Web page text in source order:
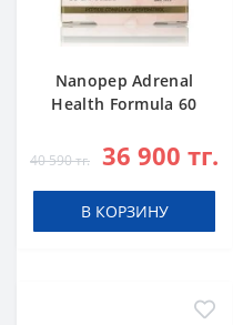
Nanopep Adrenal
Health Formula 60
40 590 тг. 36 900 тг.
В КОРЗИНУ